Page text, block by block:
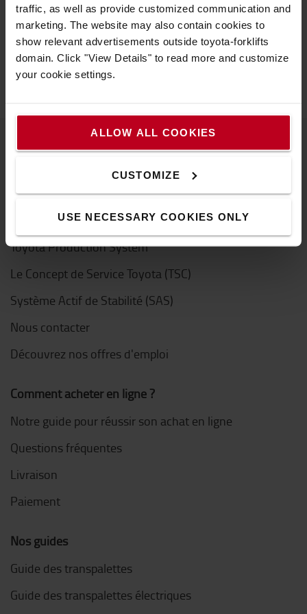
traffic, as well as provide customized communication and
marketing. The website may also contain cookies to
show relevant advertisements outside toyota-forklifts
domain. Click "View Details" to read more and customize
your cookie settings.
ALLOW ALL COOKIES
CUSTOMIZE
USE NECESSARY COOKIES ONLY
maintenance, des temps d'immobilisation réduits et, par
conséquent, des coûts ajustés.
En savoir plus sur la gestion de flotte My Toyota >
Nous connaître
Choisir Toyota
Toyota Production System
Le Concept de Service Toyota (TSC)
Système Actif de Stabilité (SAS)
Nous contacter
Découvrez nos offres d'emploi
Comment acheter en ligne ?
Notre guide pour réussir son achat en ligne
Questions fréquentes
Livraison
Paiement
Nos guides
Guide des transpalettes
Guide des transpalettes électriques